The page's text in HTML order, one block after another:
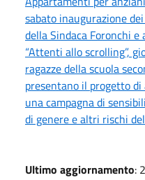
sabato inaugurazione
della Sindaca Foronchi
“Attenti allo scrolling”,
ragazze della scuola
presentano il progetto
una campagna di
di genere e altri rischi
Ultimo aggiornamento: